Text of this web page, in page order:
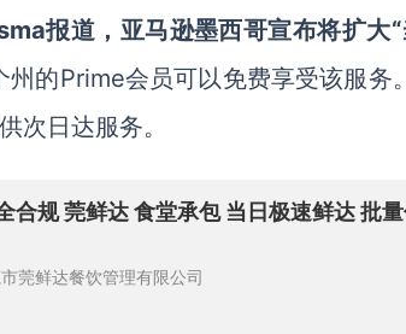
报道，亚马逊墨西哥宣布将扩大“
的Prime会员可以免费享受该服务
次日达服务。
合规 莞鲜达 食堂承包 当日极速鲜达 批
莞鲜达餐饮管理有限公司